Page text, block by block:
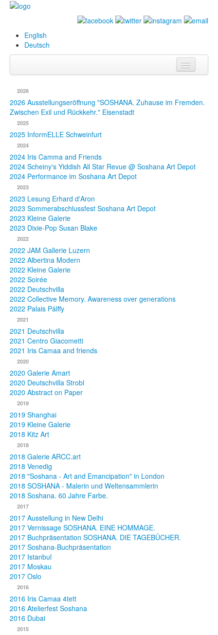
English
Deutsch
Biografie
Ausstellungen
& Projekte
Presse
Publikationen
Texte
Sammlungen
2026
2026 Ausstellungseröffnung "SOSHANA. Zuhause im Fremden.
Zwischen Exil und Rückkehr." Eisenstadt
2025
2025 InformELLE Schweinfurt
2024
2024 Iris Camma and Friends
2024 Scheiny's Yiddish All Star Revue @ Soshana Art Depot
2024 Performance im Soshana Art Depot
2023
2023 Lesung Erhard d'Aron
2023 Sommerabschlussfest Soshana Art Depot
2023 Kleine Galerie
2023 Dixie-Pop Susan Blake
2022
2022 JAM Gallerie Luzern
2022 Albertina Modern
2022 Kleine Galerie
2022 Soirée
2022 Deutschvilla
2022 Collective Memory. Awareness over generations
2022 Palais Pálffy
2021
2021 Deutschvilla
2021 Centro Giacometti
2021 Iris Camaa and friends
2020
2020 Galerie Amart
2020 Deutschvilla Strobl
2020 Abstract on Paper
2019
2019 Shanghai
2019 Kleine Galerie
2018 Kitz Art
2018
2018 Galerie ARCC.art
2018 Venedig
2018 "Soshana - Art and Emancipation" in London
2018 SOSHANA - Malerin und Weltensammlerin
2018 Soshana. 60 Jahre Farbe.
2017
2017 Ausstellung in New Delhi
2017 Vernissage SOSHANA. EINE HOMMAGE.
2017 Buchpräsentation SOSHANA. DIE TAGEBÜCHER.
2017 Soshana-Buchpräsentation
2017 Istanbul
2017 Moskau
2017 Oslo
2016
2016 Iris Camaa 4tett
2016 Atelierfest Soshana
2016 Dubai
2015